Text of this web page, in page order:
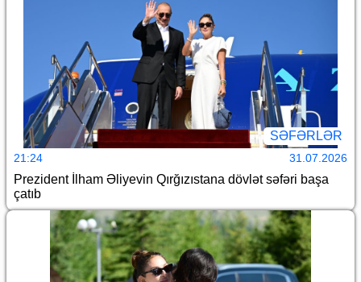
SƏFƏRLƏR
21:24 31.07.2026
Prezident İlham Əliyevin Qırğızıstana dövlət səfəri başa
çatıb